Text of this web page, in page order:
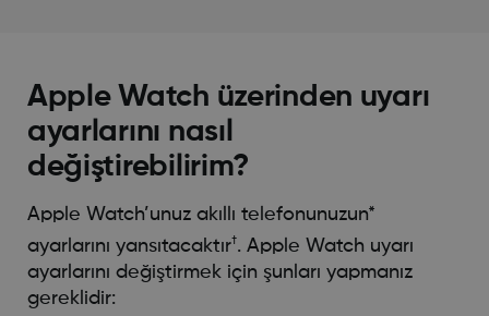
Apple Watch üzerinden uyarı
ayarlarını nasıl
değiştirebilirim?
Apple Watch’unuz akıllı telefonunuzun*
ayarlarını yansıtacaktır†. Apple Watch uyarı
ayarlarını değiştirmek için şunları yapmanız
gereklidir: